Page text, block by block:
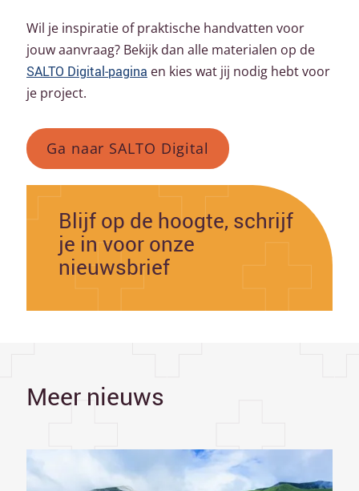
Blijf op de hoogte, schrijf
je in voor onze
nieuwsbrief
Wil je inspiratie of praktische handvatten voor
jouw aanvraag? Bekijk dan alle materialen op de
SALTO Digital‑pagina en kies wat jij nodig hebt voor
je project.
Ga naar SALTO Digital
Meer nieuws